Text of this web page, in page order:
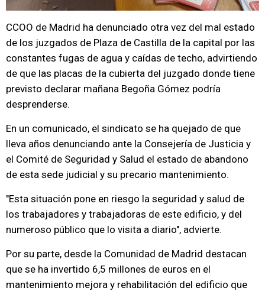
CCOO de Madrid ha denunciado otra vez del mal estado
de los juzgados de Plaza de Castilla de la capital por las
constantes fugas de agua y caídas de techo, advirtiendo
de que las placas de la cubierta del juzgado donde tiene
previsto declarar mañana Begoña Gómez podría
desprenderse.
En un comunicado, el sindicato se ha quejado de que
lleva años denunciando ante la Consejería de Justicia y
el Comité de Seguridad y Salud el estado de abandono
de esta sede judicial y su precario mantenimiento.
"Esta situación pone en riesgo la seguridad y salud de
los trabajadores y trabajadoras de este edificio, y del
numeroso público que lo visita a diario", advierte.
Por su parte, desde la Comunidad de Madrid destacan
que se ha invertido 6,5 millones de euros en el
mantenimiento mejora y rehabilitación del edificio que